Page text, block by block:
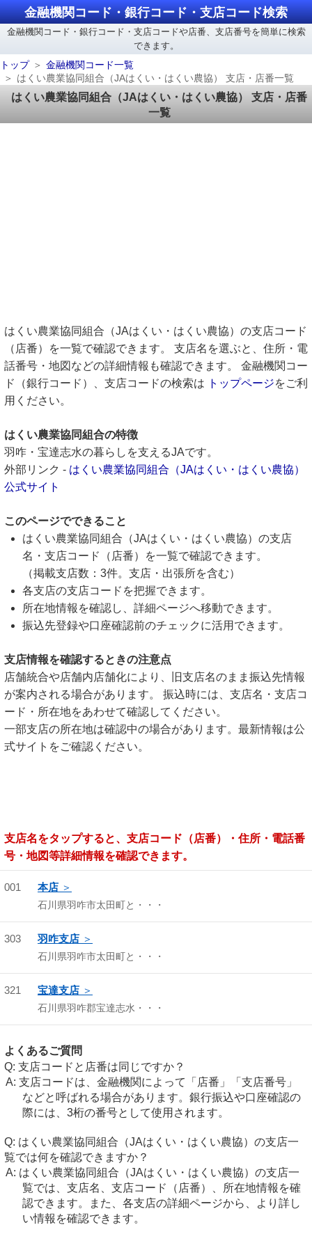
金融機関コード・銀行コード・支店コード検索
金融機関コード・銀行コード・支店コードや店番、支店番号を簡単に検索
できます。
トップ
金融機関コード一覧
はくい農業協同組合（JAはくい・はくい農協） 支店・店番一覧
はくい農業協同組合（JAはくい・はくい農協） 支店・店番
一覧
はくい農業協同組合（JAはくい・はくい農協）の支店コード
（店番）を一覧で確認できます。 支店名を選ぶと、住所・電
話番号・地図などの詳細情報も確認できます。 金融機関コー
ド（銀行コード）、支店コードの検索は
トップページをご利
用ください。
はくい農業協同組合の特徴
羽咋・宝達志水の暮らしを支えるJAです。
外部リンク - はくい農業協同組合（JAはくい・はくい農協）
公式サイト
このページでできること
はくい農業協同組合（JAはくい・はくい農協）の支店
名・支店コード（店番）を一覧で確認できます。
（掲載支店数：3件。支店・出張所を含む）
各支店の支店コードを把握できます。
所在地情報を確認し、詳細ページへ移動できます。
振込先登録や口座確認前のチェックに活用できます。
支店情報を確認するときの注意点
店舗統合や店舗内店舗化により、旧支店名のまま振込先情報
が案内される場合があります。 振込時には、支店名・支店コ
ード・所在地をあわせて確認してください。
一部支店の所在地は確認中の場合があります。最新情報は公
式サイトをご確認ください。
支店名をタップすると、支店コード（店番）・住所・電話番
号・地図等詳細情報を確認できます。
001 本店
石川県羽咋市太田町と・・・
303 羽咋支店
石川県羽咋市太田町と・・・
321 宝達支店
石川県羽咋郡宝達志水・・・
よくあるご質問
支店コードと店番は同じですか？
支店コードは、金融機関によって「店番」「支店番号」
などと呼ばれる場合があります。銀行振込や口座確認の
際には、3桁の番号として使用されます。
はくい農業協同組合（JAはくい・はくい農協）の支店一
覧では何を確認できますか？
はくい農業協同組合（JAはくい・はくい農協）の支店一
覧では、支店名、支店コード（店番）、所在地情報を確
認できます。また、各支店の詳細ページから、より詳し
い情報を確認できます。